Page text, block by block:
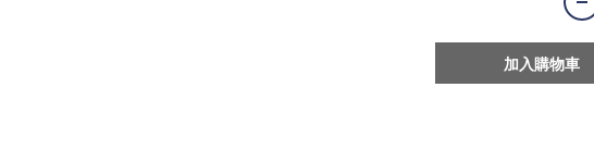
加入購物車